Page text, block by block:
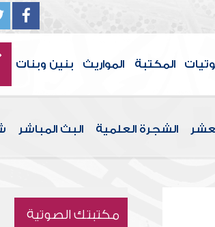
المكتبة المواريث بنين وبنات
الشجرة العلمية البث المباشر
مكتبتك الصوتية